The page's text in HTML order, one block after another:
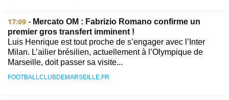
17:09 - Mercato OM : Fabrizio Romano confirme un
premier gros transfert imminent !
Luis Henrique est tout proche de s’engager avec l’Inter
Milan. L’ailier brésilien, actuellement à l’Olympique de
Marseille, doit passer sa visite...
FOOTBALLCLUBDEMARSEILLE.FR